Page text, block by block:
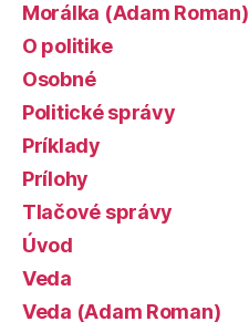
Morálka (Adam Roman)
O politike
Osobné
Politické správy
Príklady
Prílohy
Tlačové správy
Úvod
Veda
Veda (Adam Roman)